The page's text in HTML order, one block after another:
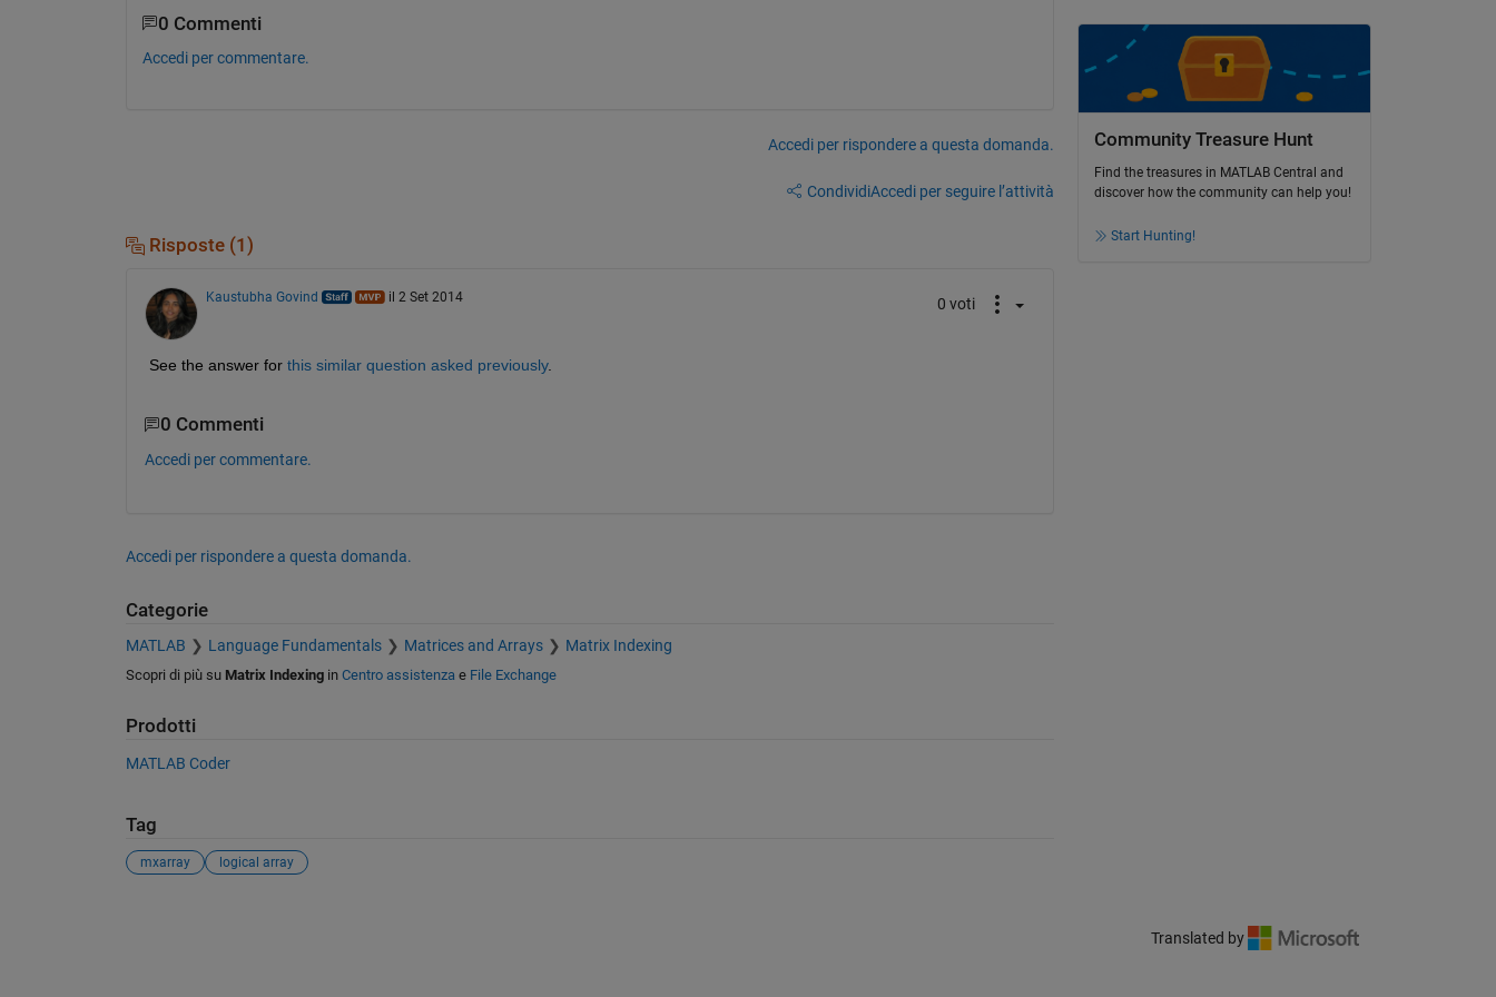
0 Commenti
Accedi per commentare.
Accedi per rispondere a questa domanda.
CondividiAccedi per seguire l’attività
Risposte (1)
Kaustubha Govind il 2 Set 2014 0 voti
See the answer for this similar question asked previously.
0 Commenti
Accedi per commentare.
Accedi per rispondere a questa domanda.
Categorie
MATLAB Language Fundamentals Matrices and Arrays Matrix Indexing
Scopri di più su Matrix Indexingin Centro assistenzae File Exchange
Prodotti
MATLAB Coder
Tag
mxarray logical array
Community Treasure Hunt
Find the treasures in MATLAB Central and
discover how the community can help you!
Start Hunting!
Translated by